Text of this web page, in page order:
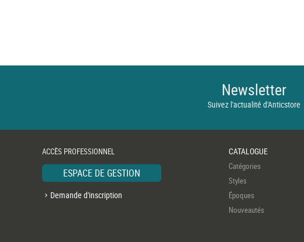
Newsletter
Suivez l'actualité d'Anticstore
ACCÈS PROFESSIONNEL
ESPACE DE GESTION
Demande d'inscription
CATALOGUE
Catégories
Styles
Époques
Nouveautés